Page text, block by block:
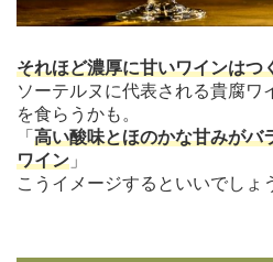
それほど濃厚に甘いワインはつ
ソーテルヌに代表される貴腐ワ
を食らうかも。
「 高い酸味とほのかな甘みがバ
ワイン 」
こうイメージするといいでしょ